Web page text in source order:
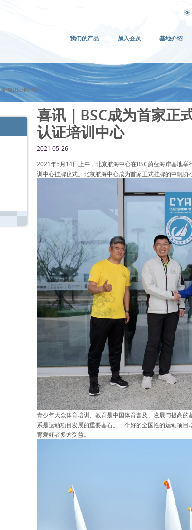
我们的产品 加入会员 基地介绍
帆船认证培训中心
喜讯｜BSC成为首家正
认证培训中心
2021-05-26
2021年5月14日上午，北京航海中心在BSC蔚蓝海岸基地
训中心挂牌仪式。北京航海中心成为首家正式挂牌的中帆协
青少年大众体育培训、教育是中国体育普及、发展与提高
系是运动项目发展的重要基石。一个好的全国性的运动项
育爱好者多方受益。
在BSC开始学习小帆船，开始参加大帆船比
来扬帆远航的梦想。
掌
中